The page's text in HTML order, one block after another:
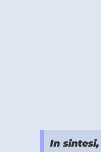
In sintesi,